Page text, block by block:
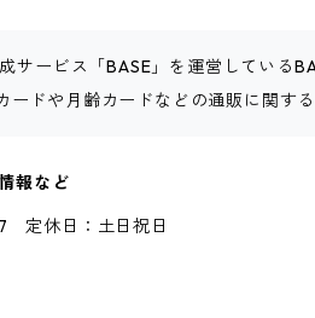
サービス「BASE」を運営している
ドや月齢カードなどの通販に関す
報など
定休日：土日祝日